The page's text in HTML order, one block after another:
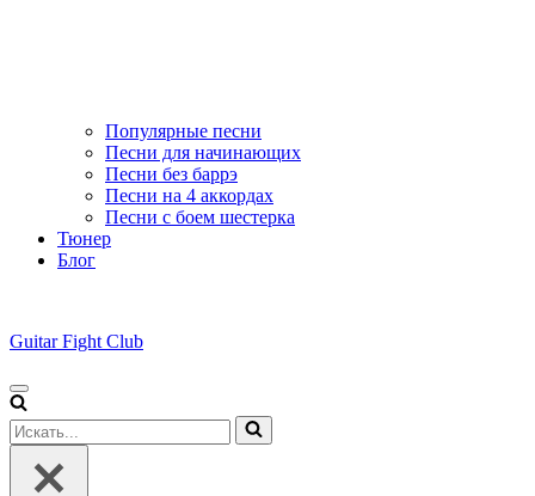
Популярные песни
Песни для начинающих
Песни без баррэ
Песни на 4 аккордах
Песни с боем шестерка
Тюнер
Блог
Guitar Fight Club
Меню
навигации
Искать...